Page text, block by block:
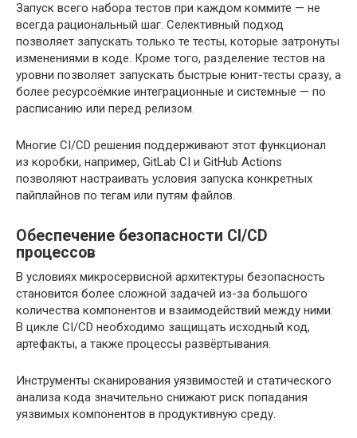
Запуск всего набора тестов при каждом коммите — не
всегда рациональный шаг. Селективный подход
позволяет запускать только те тесты, которые затронуты
изменениями в коде. Кроме того, разделение тестов на
уровни позволяет запускать быстрые юнит-тесты сразу, а
более ресурсоёмкие интеграционные и системные — по
расписанию или перед релизом.
Многие CI/CD решения поддерживают этот функционал
из коробки, например, GitLab CI и GitHub Actions
позволяют настраивать условия запуска конкретных
пайплайнов по тегам или путям файлов.
Обеспечение безопасности CI/CD
процессов
В условиях микросервисной архитектуры безопасность
становится более сложной задачей из-за большого
количества компонентов и взаимодействий между ними.
В цикле CI/CD необходимо защищать исходный код,
артефакты, а также процессы развёртывания.
Инструменты сканирования уязвимостей и статического
анализа кода значительно снижают риск попадания
уязвимых компонентов в продуктивную среду.